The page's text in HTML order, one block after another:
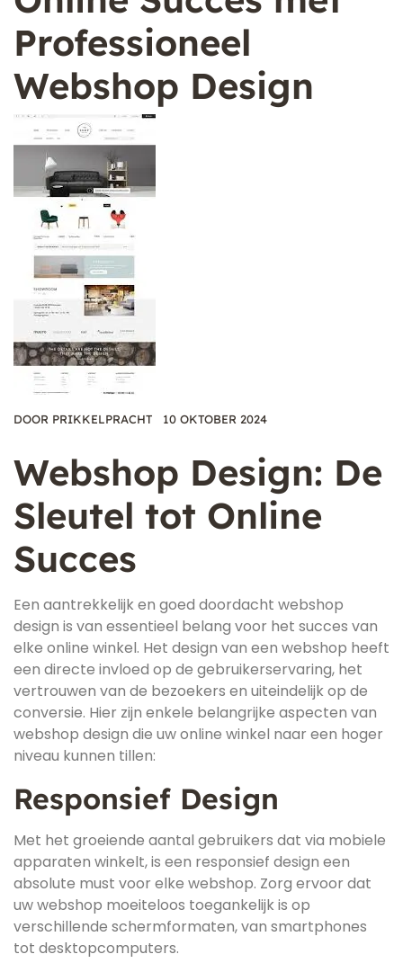
Professioneel
Webshop Design
DOOR PRIKKELPRACHT 10 OKTOBER 2024
Webshop Design: De
Sleutel tot Online
Succes
Een aantrekkelijk en goed doordacht webshop
design is van essentieel belang voor het succes van
elke online winkel. Het design van een webshop heeft
een directe invloed op de gebruikerservaring, het
vertrouwen van de bezoekers en uiteindelijk op de
conversie. Hier zijn enkele belangrijke aspecten van
webshop design die uw online winkel naar een hoger
niveau kunnen tillen:
Responsief Design
Met het groeiende aantal gebruikers dat via mobiele
apparaten winkelt, is een responsief design een
absolute must voor elke webshop. Zorg ervoor dat
uw webshop moeiteloos toegankelijk is op
verschillende schermformaten, van smartphones
tot desktopcomputers.